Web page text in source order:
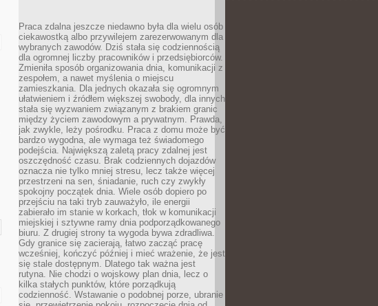
Praca zdalna jeszcze niedawno była dla wielu osób
ciekawostką albo przywilejem zarezerwowanym dla
wybranych zawodów. Dziś stała się codziennością
dla ogromnej liczby pracowników i przedsiębiorców.
Zmieniła sposób organizowania dnia, komunikacji z
zespołem, a nawet myślenia o miejscu
zamieszkania. Dla jednych okazała się ogromnym
ułatwieniem i źródłem większej swobody, dla innych
stała się wyzwaniem związanym z brakiem granic
między życiem zawodowym a prywatnym. Prawda,
jak zwykle, leży pośrodku. Praca z domu może być
bardzo wygodna, ale wymaga też świadomego
podejścia. Największą zaletą pracy zdalnej jest
oszczędność czasu. Brak codziennych dojazdów
oznacza nie tylko mniej stresu, lecz także więcej
przestrzeni na sen, śniadanie, ruch czy zwykły
spokojny początek dnia. Wiele osób dopiero po
przejściu na taki tryb zauważyło, ile energii
zabierało im stanie w korkach, tłok w komunikacji
miejskiej i sztywne ramy dnia podporządkowanego
biuru. Z drugiej strony ta wygoda bywa zdradliwa.
Gdy granice się zacierają, łatwo zacząć pracę
wcześniej, kończyć później i mieć wrażenie, że jest
się stale dostępnym. Dlatego tak ważna jest
rutyna. Nie chodzi o wojskowy plan dnia, lecz o
kilka stałych punktów, które porządkują
codzienność. Wstawanie o podobnej porze, ubranie